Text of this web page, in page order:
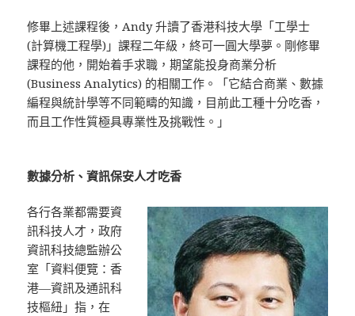
修畢上述課程後，Andy 升讀了香港科技大學「工學士
(計算機工程學)」課程二年級，終可一圓大學夢。剛修畢
課程的他，開始着手求職，期望能投身商業分析
(Business Analytics) 的相關工作。「它結合商業、數據
編程與統計學等不同範疇的知識，目前此工種十分吃香，
而且工作性質極具專業性及挑戰性。」
數據分析、資訊保安人才吃香
各行各業都需要資
訊科技人才，政府
資訊科技總監辦公
室「資料便覽：香
港—資訊及通訊科
技樞紐」指，在